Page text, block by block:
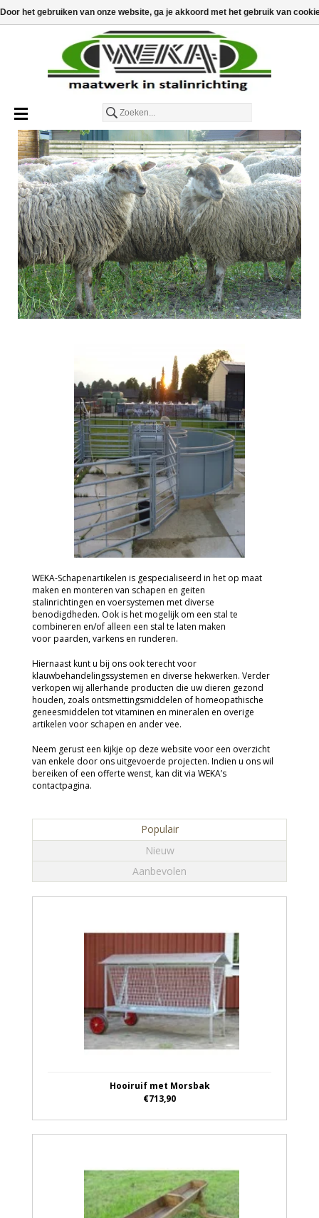
€0,00
€
WEKA-Schapenartikelen is gespecialiseerd in het op maat
maken en monteren van schapen en geiten
stalinrichtingen en voersystemen met diverse
benodigdheden. Ook is het mogelijk om een stal te
combineren en/of alleen een stal te laten maken
voor paarden, varkens en runderen.
Hiernaast kunt u bij ons ook terecht voor
klauwbehandelingssystemen en diverse hekwerken. Verder
verkopen wij allerhande producten die uw dieren gezond
houden, zoals ontsmettingsmiddelen of homeopathische
geneesmiddelen tot vitaminen en mineralen en overige
artikelen voor schapen en ander vee.
Neem gerust een kijkje op deze website voor een overzicht
van enkele door ons uitgevoerde projecten. Indien u ons wil
bereiken of een offerte wenst, kan dit via WEKA’s
contactpagina.
Populair
Nieuw
Aanbevolen
Hooiruif met Morsbak
€713,90
Door het gebruiken van onze website, ga je akkoord met het gebruik van